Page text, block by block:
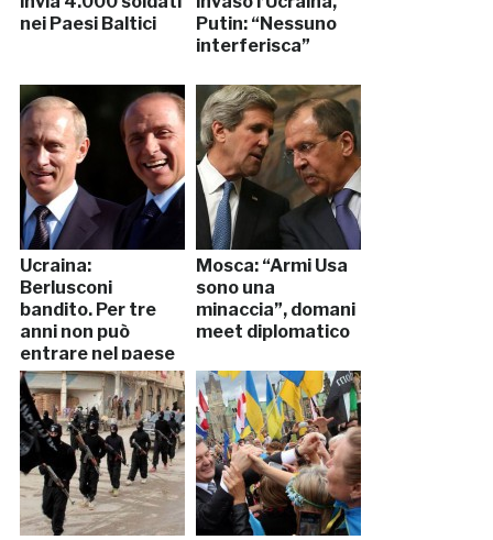
nei Paesi Baltici
Putin: “Nessuno
interferisca”
Ucraina:
Berlusconi
bandito. Per tre
anni non può
entrare nel paese
Mosca: “Armi Usa
sono una
minaccia”, domani
meet diplomatico